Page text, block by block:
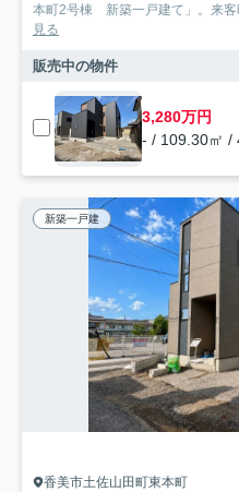
本町2号棟 新築一戸建て」。来客
見る
販売中の物件
3,280万円
- / 109.30㎡ /
新築一戸建
香美市土佐山田町東本町